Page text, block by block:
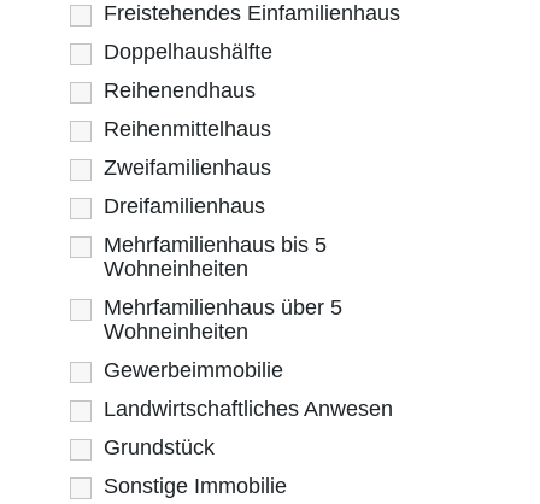
Freistehendes Einfamilienhaus
Doppelhaushälfte
Reihenendhaus
Reihenmittelhaus
Zweifamilienhaus
Dreifamilienhaus
Mehrfamilienhaus bis 5
Wohneinheiten
Mehrfamilienhaus über 5
Wohneinheiten
Gewerbeimmobilie
Landwirtschaftliches Anwesen
Grundstück
Sonstige Immobilie